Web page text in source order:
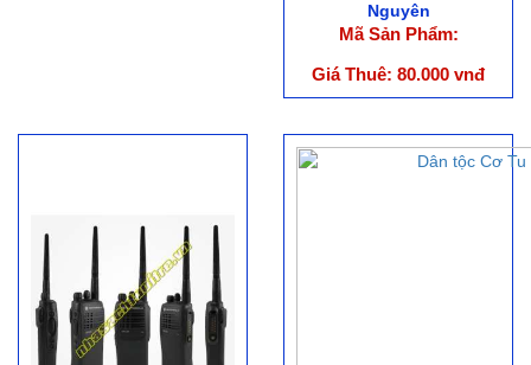
Nguyên
Mã Sản Phẩm:
Giá Thuê: 80.000 vnđ